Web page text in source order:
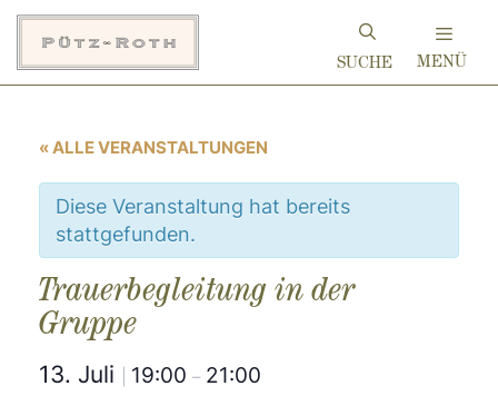
Zum
Inhalt
springen
MENÜ
« ALLE VERANSTALTUNGEN
Diese Veranstaltung hat bereits
stattgefunden.
Trauerbegleitung in der
Gruppe
13. Juli 19:00 – 21:00